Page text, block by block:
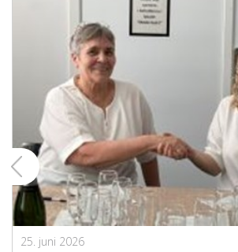
25. juni 2026